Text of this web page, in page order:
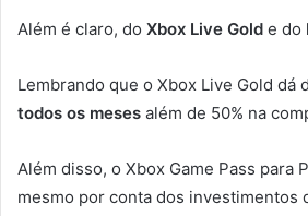
Além é claro, do Xbox Live Gold e do
Lembrando que o Xbox Live Gold dá
todos os meses além de 50% na
Além disso, o Xbox Game Pass para
mesmo por conta dos investimentos